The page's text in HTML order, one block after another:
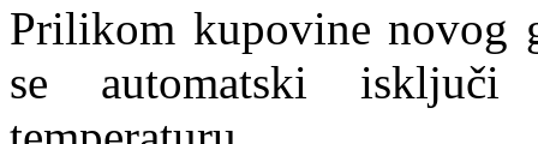
Prilikom kupovine novog
se automatski